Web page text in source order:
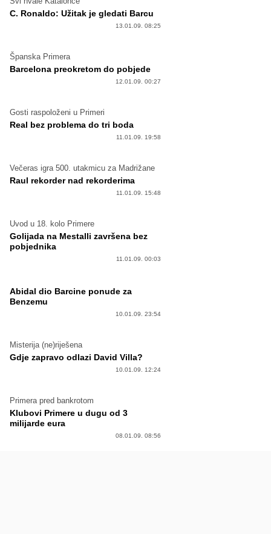
C. Ronaldo: Užitak je gledati Barcu
13.01.09. 08:25
Španska Primera
Barcelona preokretom do pobjede
12.01.09. 00:27
Gosti raspoloženi u Primeri
Real bez problema do tri boda
11.01.09. 19:58
Večeras igra 500. utakmicu za Madrižane
Raul rekorder nad rekorderima
11.01.09. 15:48
Uvod u 18. kolo Primere
Golijada na Mestalli završena bez
pobjednika
11.01.09. 00:03
Abidal dio Barcine ponude za
Benzemu
10.01.09. 23:54
Misterija (ne)riješena
Gdje zapravo odlazi David Villa?
10.01.09. 12:24
Primera pred bankrotom
Klubovi Primere u dugu od 3
milijarde eura
08.01.09. 08:56